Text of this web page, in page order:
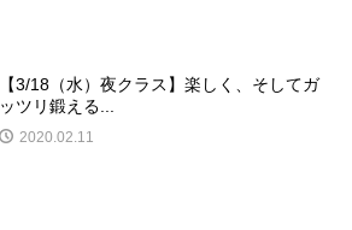
【3/18（水）夜クラス】楽しく、そしてガ
ッツリ鍛える...
2020.02.11